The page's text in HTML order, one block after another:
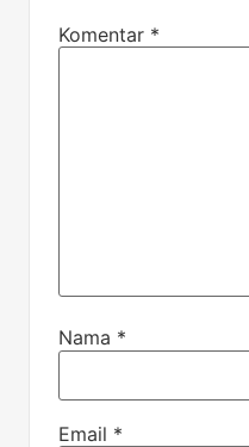
Komentar *
Nama *
Email *